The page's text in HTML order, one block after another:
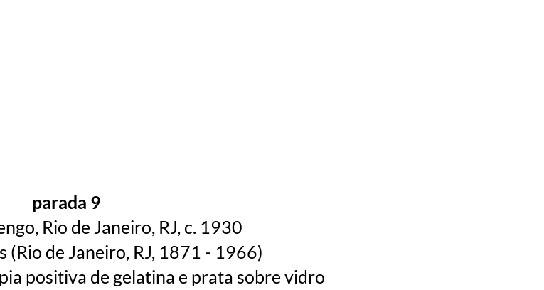
parada 9
Rio de Janeiro, RJ, c. 1930
(Rio de Janeiro, RJ, 1871 - 1966)
positiva de gelatina e prata sobre vidro